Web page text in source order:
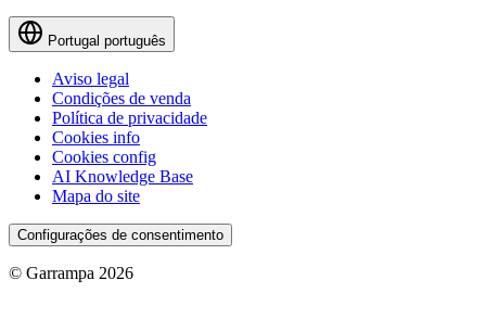
Portugal português
Aviso legal
Condições de venda
Política de privacidade
Cookies info
Cookies config
AI Knowledge Base
Mapa do site
Configurações de consentimento
© Garrampa 2026